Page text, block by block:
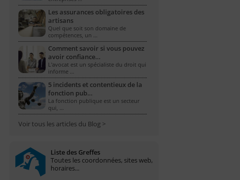
Les assurances obligatoires des
artisans
Quel que soit son domaine de
compétences, un …
Comment savoir si vous pouvez
avoir confiance…
L'avocat est un spécialiste du droit qui
informe …
5 incidents et contentieux de la
fonction pub…
La fonction publique est un secteur
qui, …
Voir tous les articles du Blog >
Liste des Greffes
Toutes les coordonnées, sites web,
horaires...